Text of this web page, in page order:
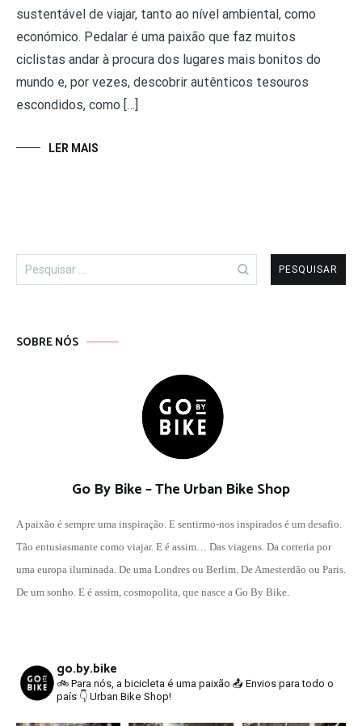
sustentável de viajar, tanto ao nível ambiental, como
económico. Pedalar é uma paixão que faz muitos
ciclistas andar à procura dos lugares mais bonitos do
mundo e, por vezes, descobrir autênticos tesouros
escondidos, como […]
LER MAIS
Pesquisar
por:
SOBRE NÓS
Go By Bike – The Urban Bike Shop
A paixão é sempre uma inspiração. E sentirmo-nos inspirados é um desafio.
Tão entusiasmante como viajar. E é assim… Das viagens. Da correria por
uma europa iluminada. De uma Londres ou Berlim. De Amesterdão ou Paris.
De um sonho. E é assim, cosmopolita, que nasce a Go By Bike.
go.by.bike
🚲 Para nós, a bicicleta é uma paixão 📤 Envios para todo o
país 👇 Urban Bike Shop!